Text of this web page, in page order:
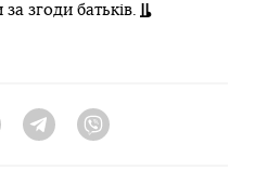
згоди батьків.
Twitter Telegram